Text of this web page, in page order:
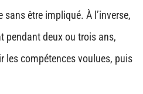
sans être impliqué. À l’inverse,
pendant deux ou trois ans,
les compétences voulues, puis